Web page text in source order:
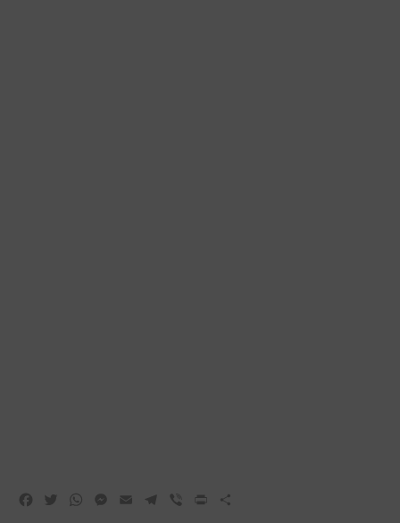
Facebook
TwitterWhatsApp
Messenger
Email Telegram
Viber Print